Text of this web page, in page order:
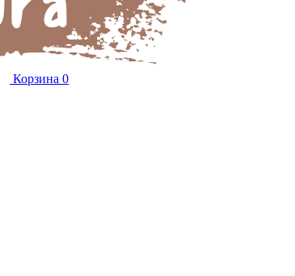
Корзина 0